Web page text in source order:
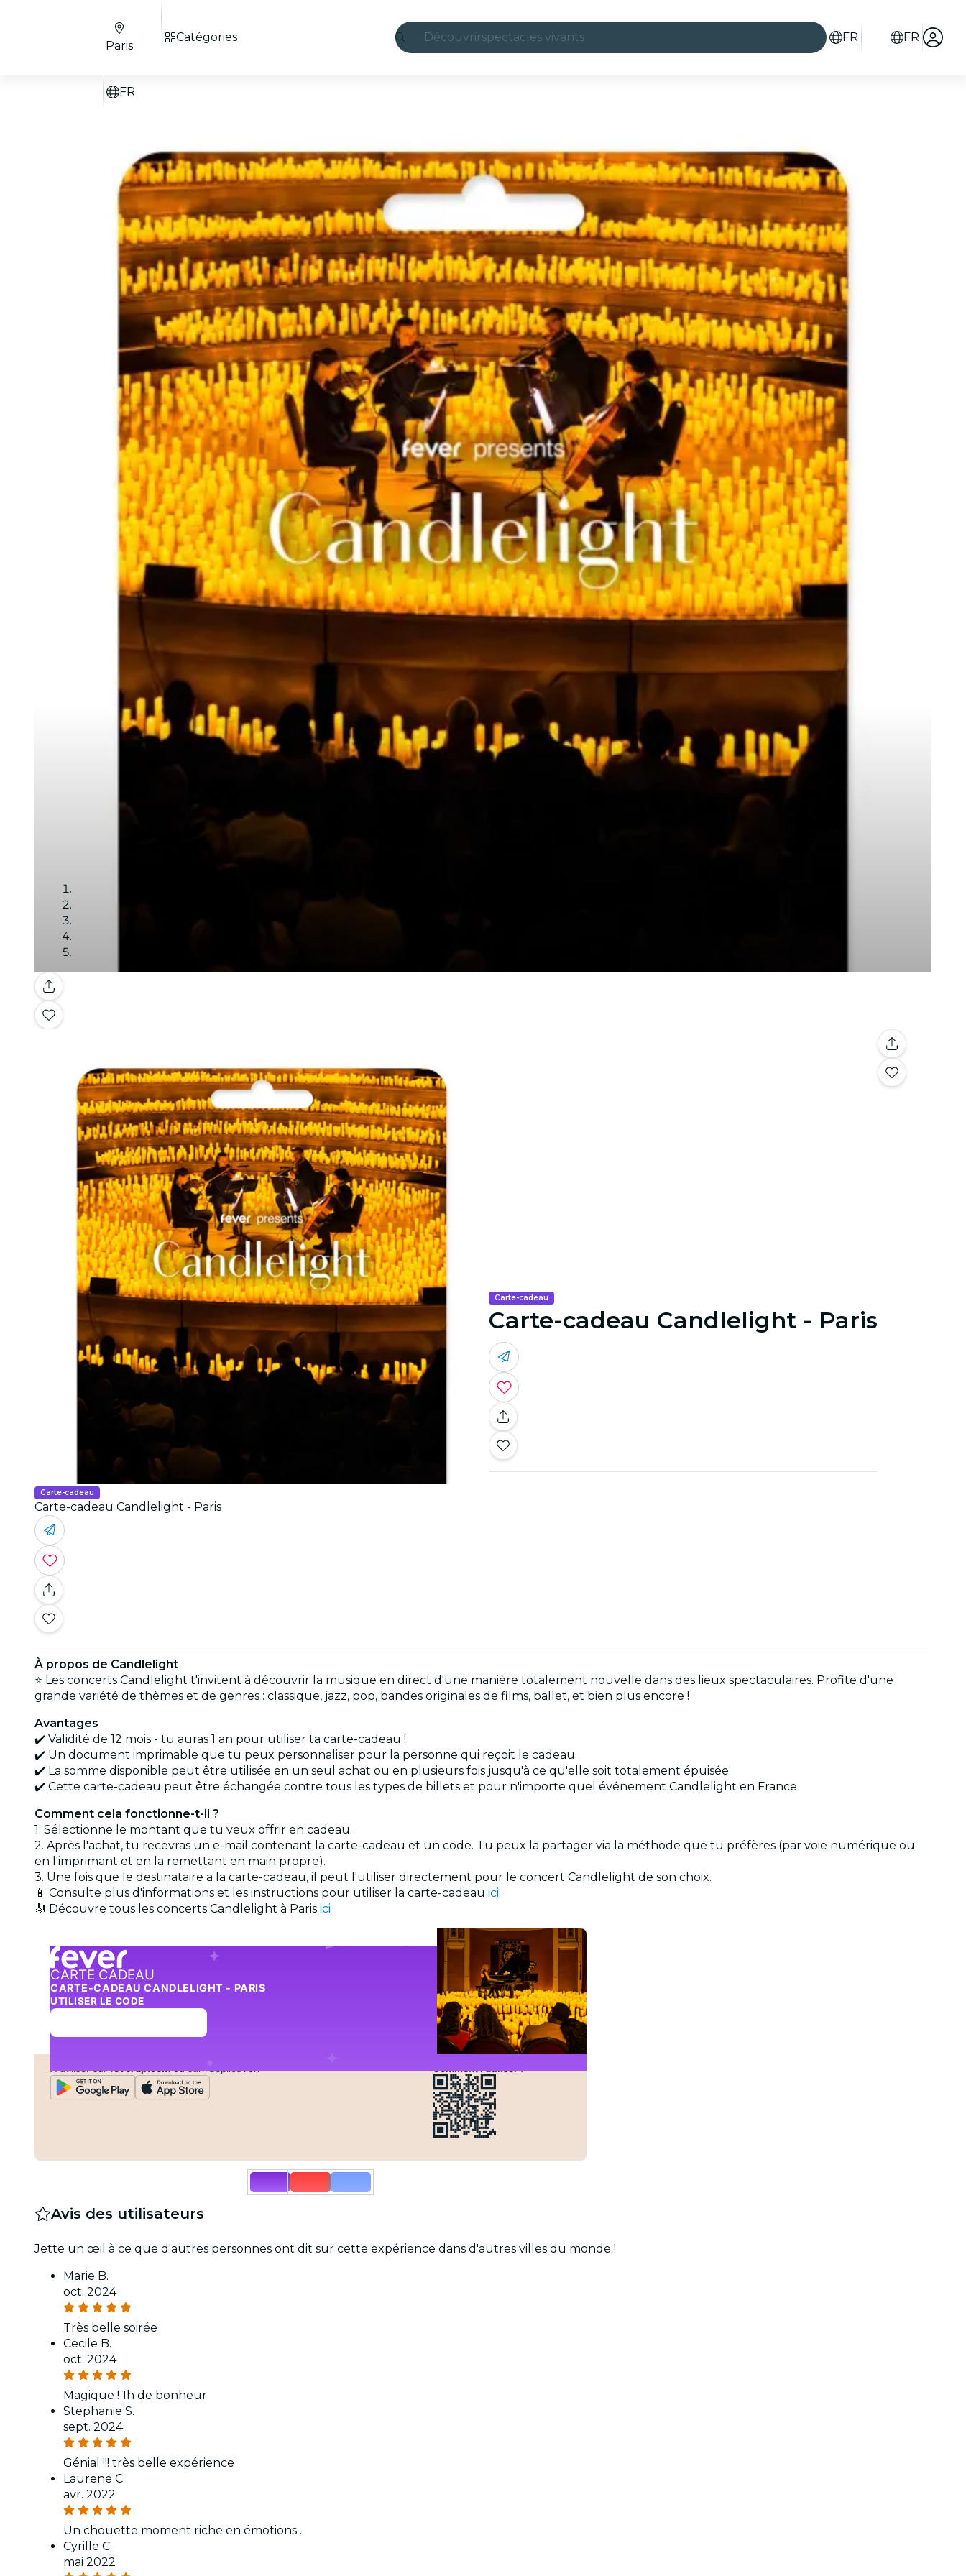
Découvrirspectacles vivants
expériences et villes
São Paulo
expositions
Séoul
visites urbaines
concerts
restaurants
cinéma
FR FR
Paris
FR
Catégories
Galerie
Carte-cadeau
Carte-cadeau Candlelight - Paris
Carte-cadeau
Carte-cadeau Candlelight - Paris
À propos de Candlelight
⭐ Les concerts Candlelight t'invitent à découvrir la musique en direct d'une manière totalement nouvelle dans des lieux spectaculaires. Profite d'une
grande variété de thèmes et de genres : classique, jazz, pop, bandes originales de films, ballet, et bien plus encore !
Avantages
✔️ Validité de 12 mois - tu auras 1 an pour utiliser ta carte-cadeau !
✔️ Un document imprimable que tu peux personnaliser pour la personne qui reçoit le cadeau.
✔️ La somme disponible peut être utilisée en un seul achat ou en plusieurs fois jusqu'à ce qu'elle soit totalement épuisée.
✔️ Cette carte-cadeau peut être échangée contre tous les types de billets et pour n'importe quel événement Candlelight en France
Comment cela fonctionne-t-il ?
1. Sélectionne le montant que tu veux offrir en cadeau.
2. Après l'achat, tu recevras un e-mail contenant la carte-cadeau et un code. Tu peux la partager via la méthode que tu préfères (par voie numérique ou
en l'imprimant et en la remettant en main propre).
3. Une fois que le destinataire a la carte-cadeau, il peut l'utiliser directement pour le concert Candlelight de son choix.
📱 Consulte plus d'informations et les instructions pour utiliser la carte-cadeau ici.
🎻 Découvre tous les concerts Candlelight à Paris ici
CARTE CADEAU
CARTE-CADEAU CANDLELIGHT - PARIS
UTILISER LE CODE
À utiliser surfeverup.comou sur l'application Comment l'utiliser ?
Avis des utilisateurs
Jette un œil à ce que d'autres personnes ont dit sur cette expérience dans d'autres villes du monde !
Marie B.
oct. 2024
Très belle soirée
Cecile B.
oct. 2024
Magique ! 1h de bonheur
Stephanie S.
sept. 2024
Génial !!! très belle expérience
Laurene C.
avr. 2022
Un chouette moment riche en émotions .
Cyrille C.
mai 2022